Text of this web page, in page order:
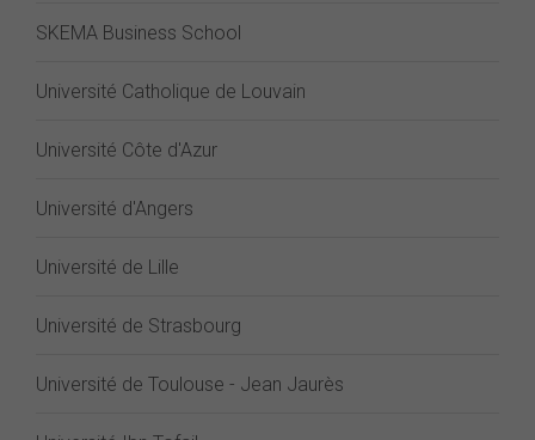
SKEMA Business School
Université Catholique de Louvain
Université Côte d'Azur
Université d'Angers
Université de Lille
Université de Strasbourg
Université de Toulouse - Jean Jaurès